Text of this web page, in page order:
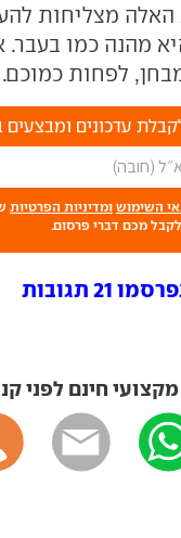
האלה מצליחות
מהנה כמו בעבר.
לפחות כמוכם.
עדכונים ומבצעים
השימוש ומדיניות הפרטיות
תגובות
חינם לפני